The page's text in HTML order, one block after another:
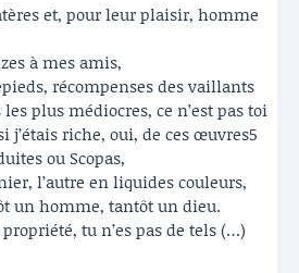
et, pour leur plaisir, homme
à mes amis,
récompenses des vaillants
plus médiocres, ce n’est pas toi
j’étais riche, oui, de ces œuvres5
ou Scopas,
l’autre en liquides couleurs,
un homme, tantôt un dieu.
tu n’es pas de tels (…)